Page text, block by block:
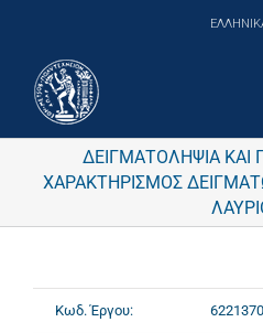
ΔΕΙΓΜΑΤΟΛΗΨΙΑ ΚΑΙ
ΧΑΡΑΚΤΗΡΙΣΜΟΣ
Κωδ. Έργου: